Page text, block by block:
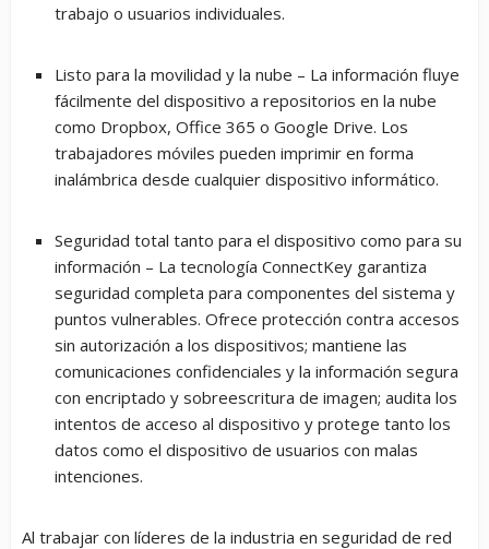
trabajo o usuarios individuales.
Listo para la movilidad y la nube – La información fluye
fácilmente del dispositivo a repositorios en la nube
como Dropbox, Office 365 o Google Drive. Los
trabajadores móviles pueden imprimir en forma
inalámbrica desde cualquier dispositivo informático.
Seguridad total tanto para el dispositivo como para su
información – La tecnología ConnectKey garantiza
seguridad completa para componentes del sistema y
puntos vulnerables. Ofrece protección contra accesos
sin autorización a los dispositivos; mantiene las
comunicaciones confidenciales y la información segura
con encriptado y sobreescritura de imagen; audita los
intentos de acceso al dispositivo y protege tanto los
datos como el dispositivo de usuarios con malas
intenciones.
Al trabajar con líderes de la industria en seguridad de red